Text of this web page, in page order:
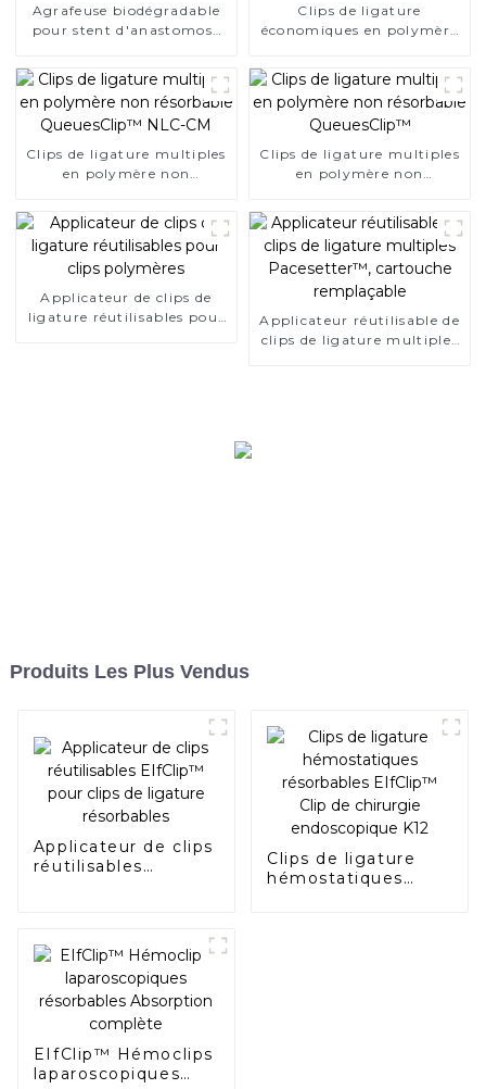
Agrafeuse biodégradable
pour stent d'anastomose
Clips de ligature
économiques en polymère
Clips de ligature multiples
en polymère non
Clips de ligature multiples
en polymère non
Applicateur de clips de
ligature réutilisables pour
Applicateur réutilisable de
clips de ligature multiples
Produits Les Plus Vendus
Applicateur de clips
réutilisables
Clips de ligature
hémostatiques
EIfClip™ Hémoclips
laparoscopiques